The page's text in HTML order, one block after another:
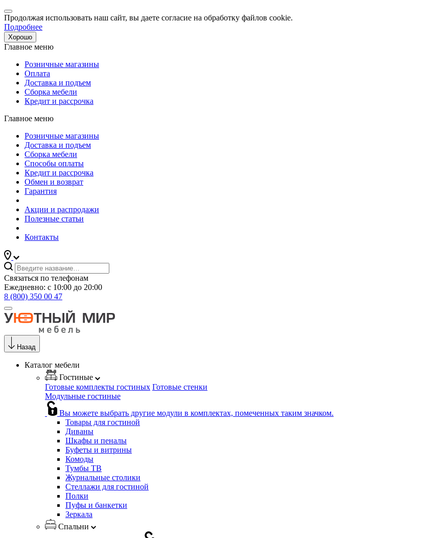
Продолжая использовать наш сайт, вы даете согласие на обработку файлов cookie.
Подробнее
Хорошо
Главное меню
Розничные магазины
Оплата
Доставка и подъем
Сборка мебели
Кредит и рассрочка
Главное меню
Розничные магазины
Доставка и подъем
Сборка мебели
Способы оплаты
Кредит и рассрочка
Обмен и возврат
Гарантия
Акции и распродажи
Полезные статьи
Контакты
Связаться по телефонам
Ежедневно: с 10:00 до 20:00
8 (800) 350 00 47
Назад
Каталог мебели
Гостиные
Готовые комплекты гостиных Готовые стенки
Модульные гостиные
Вы можете выбрать другие модули в комплектах, помеченных таким значком.
Товары для гостиной
Диваны
Шкафы и пеналы
Буфеты и витрины
Комоды
Тумбы ТВ
Журнальные столики
Стеллажи для гостиной
Полки
Пуфы и банкетки
Зеркала
Спальни